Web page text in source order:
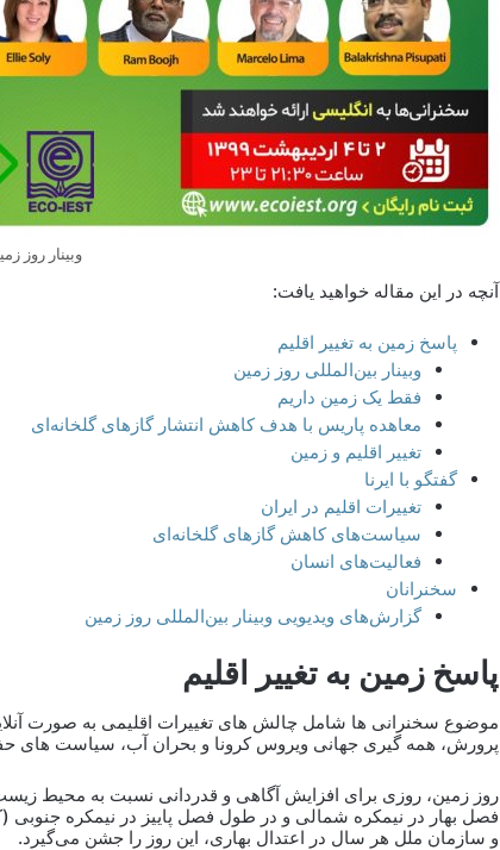
وبینار روز
آنچه در این مقاله خواهید یافت:
پاسخ‌ زمین به تغییر اقلیم
وبینار بین‌المللی روز زمین
فقط یک زمین داریم
معاهده پاریس با هدف کاهش انتشار گازهای گلخانه‌ای
تغییر اقلیم و زمین
گفتگو با ایرنا
تغییرات اقلیم در ایران
سیاست‌های کاهش گازهای گلخانه‌ای
فعالیت‌های انسان
سخنرانان
گزارش‌های ویدیویی وبینار بین‌المللی روز زمین
پاسخ‌ زمین به تغییر اقلیم
موضوع سخنرانی ها شامل چالش های تغییرات اقلیمی به صورت
پرورش، همه گیری جهانی ویروس کرونا و بحران آب، سیاست های
روز زمین، روزی برای افزایش آگاهی و قدردانی نسبت به محیط
فصل بهار در نیمکره شمالی و در طول فصل پاییز در نیمکره
و سازمان ملل هر سال در اعتدال بهاری، این روز را جشن می‌گیرد.